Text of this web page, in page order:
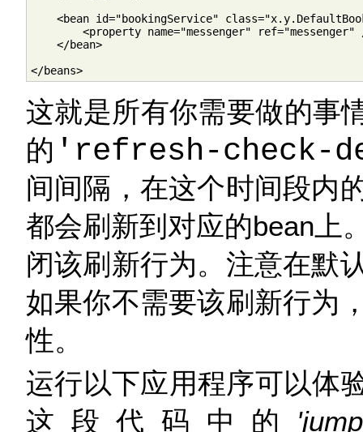
<bean id="bookingService"
<property name="messenger" ref="messenger"
    </bean>
</beans>
这就是所有你需要做的事
的 'refresh-check-
间间隔，在这个时间段内
都会刷新到对应的bean上
闭该刷新行为。注意在默
如果你不需要该刷新行为
性。
运行以下应用程序可以体
这段代码中的